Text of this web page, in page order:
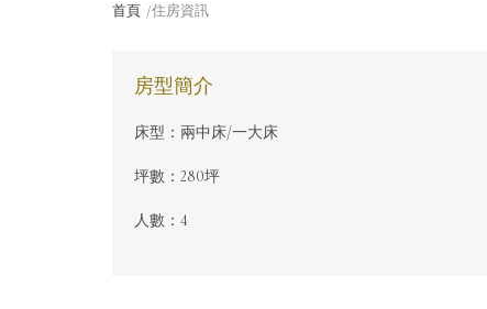
首頁 住房資訊
房型簡介
床型：兩中床/一大床
坪數：280坪
人數：4